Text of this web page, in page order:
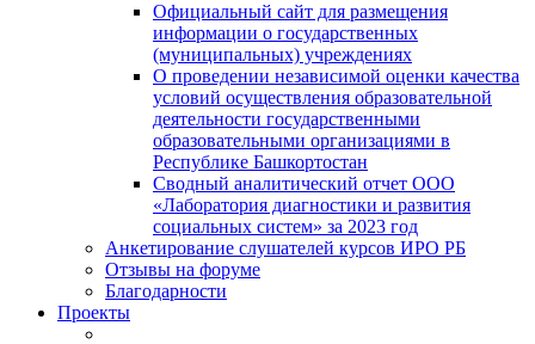
Официальный сайт для размещения
информации о государственных
(муниципальных) учреждениях
О проведении независимой оценки качества
условий осуществления образовательной
деятельности государственными
образовательными организациями в
Республике Башкортостан
Сводный аналитический отчет ООО
«Лаборатория диагностики и развития
социальных систем» за 2023 год
Анкетирование слушателей курсов ИРО РБ
Отзывы на форуме
Благодарности
Проекты